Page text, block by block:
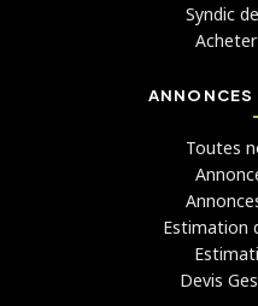
Syndic
Toutes
Estimation
Devis